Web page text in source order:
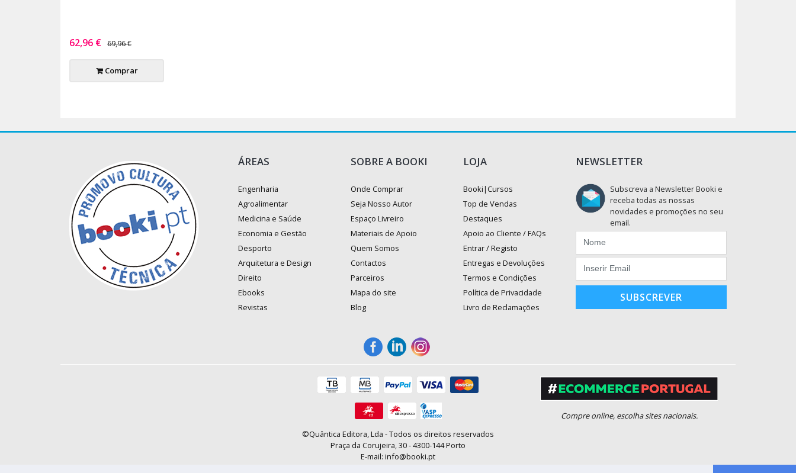
62,96 € 69,96 €
Comprar
ÁREAS
Engenharia
Agroalimentar
Medicina e Saúde
Economia e Gestão
Desporto
Arquitetura e Design
Direito
Ebooks
Revistas
SOBRE A BOOKI
Onde Comprar
Seja Nosso Autor
Espaço Livreiro
Materiais de Apoio
Quem Somos
Contactos
Parceiros
Mapa do site
Blog
LOJA
Booki|Cursos
Top de Vendas
Destaques
Apoio ao Cliente / FAQs
Entrar / Registo
Entregas e Devoluções
Termos e Condições
Política de Privacidade
Livro de Reclamações
NEWSLETTER
Subscreva a Newsletter Booki e
receba todas as nossas
novidades e promoções no seu
email.
SUBSCREVER
©Quântica Editora, Lda - Todos os direitos reservados
Praça da Corujeira, 30 - 4300-144 Porto
E-mail: info@booki.pt
Compre online, escolha sites nacionais.